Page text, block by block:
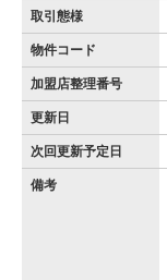
取引態様
物件コード
加盟店整理番号
更新日
次回更新予定日
備考